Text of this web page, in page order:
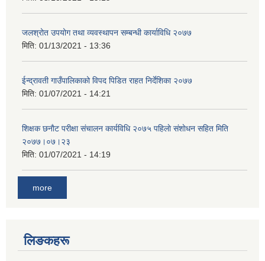
जलश्रोत उपयोग तथा व्यवस्थापन सम्बन्धी कार्याविधि २०७७
मिति: 01/13/2021 - 13:36
ईन्द्रावती गाउँपालिकाको विपद पिडित राहत निर्देशिका २०७७
मिति: 01/07/2021 - 14:21
शिक्षक छनाैट परीक्षा संचालन कार्यविधि २०७५ पहिलाे स‌ंशाेधन सहित मिति
२०७७।०७।२३
मिति: 01/07/2021 - 14:19
more
लिङकहरू